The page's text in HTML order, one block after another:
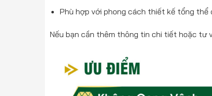
Phù hợp với phong cách thiết kế tổng thể
Nếu bạn cần thêm thông tin chi tiết hoặc tư